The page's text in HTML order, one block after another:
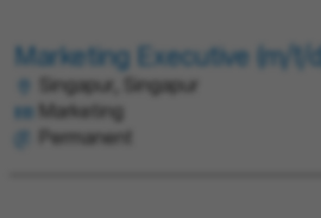
Marketing Executive (m/f/d)
Singapur, Singapur
Marketing
Permanent